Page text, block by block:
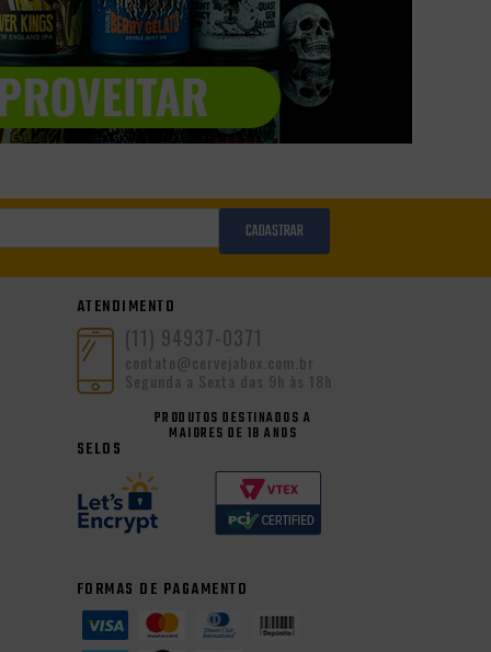
CADASTRAR
ATENDIMENTO
(11) 94937-0371
contato@cervejabox.com.br
Segunda a Sexta das 9h às 18h
PRODUTOS DESTINADOS A
MAIORES DE 18 ANOS
SELOS
FORMAS DE PAGAMENTO